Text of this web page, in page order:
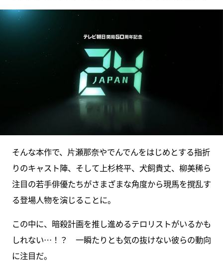
そんな本作で、片瀬那奈やでんでんをはじめとする指折
りのキャスト陣、そして上杉柊平、犬飼貴丈、柳美稀ら
注目の若手俳優たちがさまざまな角度から現馬を撹乱す
る登場人物を演じることに。
この中に、暗殺計画を推し進めるテロリストがいるかも
しれない…！？ 一瞬たりとも気の抜けない彼らの動向
に注目だ。